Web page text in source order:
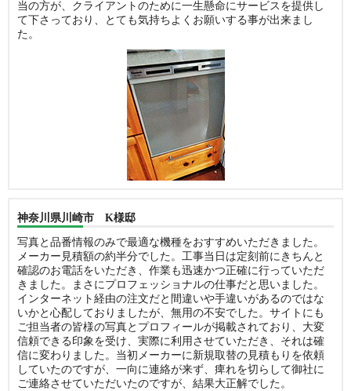
当の方が、クライアントのために一生懸命にサービスを提供し
て下さっており、とても気持ちよくお願いする事が出来まし
た。
神奈川県川崎市 K様邸
写真と品番情報のみで最適な機種をおすすめいただきました。
メーカー見積額の約半分でした。工事当日は定刻前にきちんと
確認のお電話をいただき、作業も迅速かつ正確に行っていただ
きました。まさにプロフェッショナルの仕事だと思いました。
インターネット経由の注文だと間違いや手違いがあるのではな
いかと心配しておりましたが、無用の不安でした。サイトにも
ご担当者の皆様の写真とプロフィールが掲載されており、大変
信頼できる印象を受け、実際に利用させていただき、それは確
信に変わりました。当初メーカーに新規取替の見積もりを依頼
していたのですが、一向に連絡が来ず、痺れを切らして御社に
ご連絡させていただいたのですが、結果大正解でした。